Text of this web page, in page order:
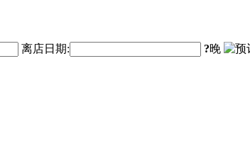
离店日期: ?晚